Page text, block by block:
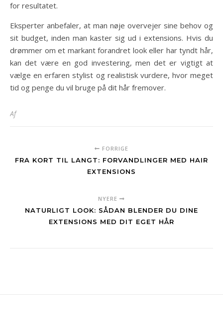
for resultatet.
Eksperter anbefaler, at man nøje overvejer sine behov og
sit budget, inden man kaster sig ud i extensions. Hvis du
drømmer om et markant forandret look eller har tyndt hår,
kan det være en god investering, men det er vigtigt at
vælge en erfaren stylist og realistisk vurdere, hvor meget
tid og penge du vil bruge på dit hår fremover.
Af
FORRIGE
FRA KORT TIL LANGT: FORVANDLINGER MED HAIR
EXTENSIONS
NYERE
NATURLIGT LOOK: SÅDAN BLENDER DU DINE
EXTENSIONS MED DIT EGET HÅR